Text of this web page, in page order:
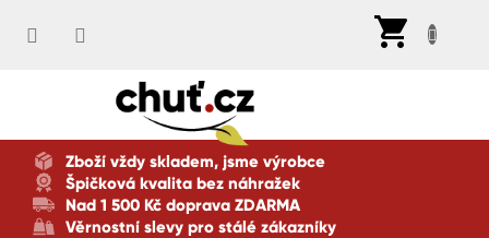
Zboží vždy skladem, jsme výrobce
Špičková kvalita bez náhražek
Nad 1 500 Kč doprava ZDARMA
Věrnostní slevy pro stálé zákazníky